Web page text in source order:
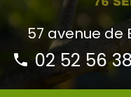
57 avenue de
02 52 56